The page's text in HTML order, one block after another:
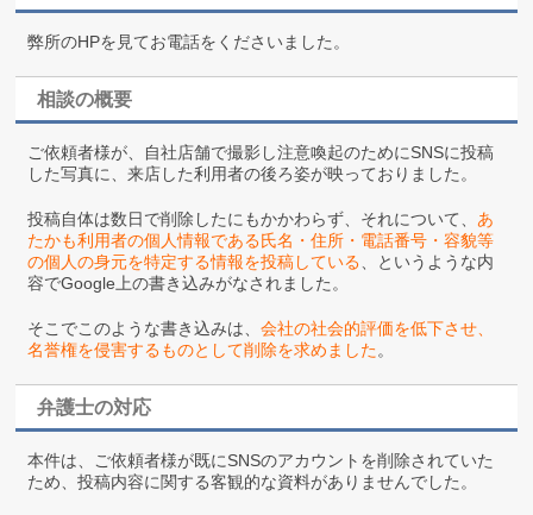
弊所のHPを見てお電話をくださいました。
相談の概要
ご依頼者様が、自社店舗で撮影し注意喚起のためにSNSに投稿
した写真に、来店した利用者の後ろ姿が映っておりました。
投稿自体は数日で削除したにもかかわらず、それについて、 あ
たかも利用者の個人情報である氏名・住所・電話番号・容貌等
の個人の身元を特定する情報を投稿している 、というような内
容でGoogle上の書き込みがなされました。
そこでこのような書き込みは、会社の社会的評価を低下させ、
名誉権を侵害するものとして削除を求めました。
弁護士の対応
本件は、ご依頼者様が既にSNSのアカウントを削除されていた
ため、投稿内容に関する客観的な資料がありませんでした。